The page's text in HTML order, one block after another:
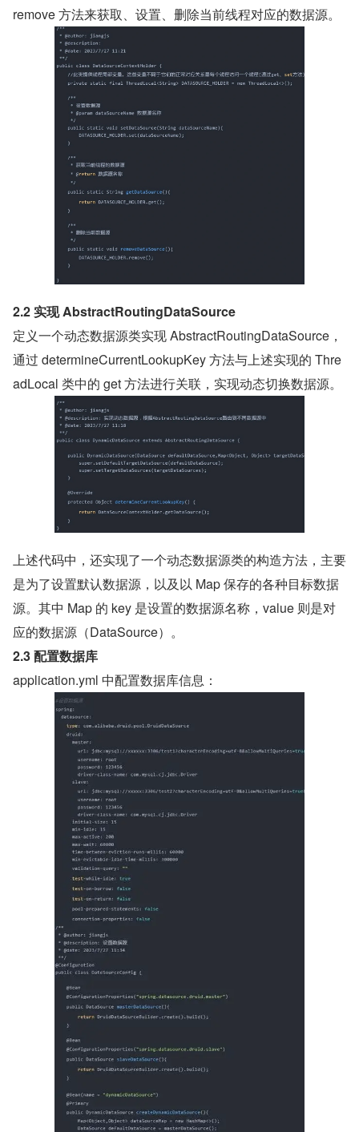
remove 方法来获取、设置、删除当前线程对应的数据源。
2.2 实现 AbstractRoutingDataSource
定义一个动态数据源类实现 AbstractRoutingDataSource，
通过 determineCurrentLookupKey 方法与上述实现的 Thre
adLocal 类中的 get 方法进行关联，实现动态切换数据源。
上述代码中，还实现了一个动态数据源类的构造方法，主要
是为了设置默认数据源，以及以 Map 保存的各种目标数据
源。其中 Map 的 key 是设置的数据源名称，value 则是对
应的数据源（DataSource）。
2.3 配置数据库
application.yml 中配置数据库信息：